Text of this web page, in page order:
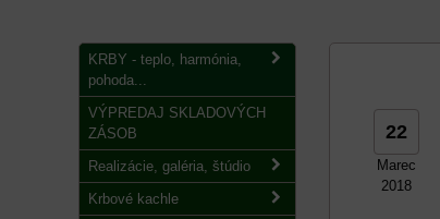
22
Marec
2018
KRBY - teplo, harmónia,
pohoda...
VÝPREDAJ SKLADOVÝCH
ZÁSOB
Realizácie, galéria, štúdio
Krbové kachle